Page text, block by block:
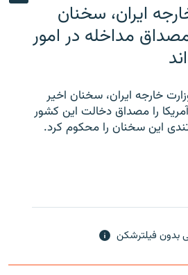
ایران، سخنان
مداخله در امور
خارجه ایران، سخنان اخیر
را مصداق دخالت این کشور
تندی این سخنان را محکوم کرد.
بدون فیلترشکن